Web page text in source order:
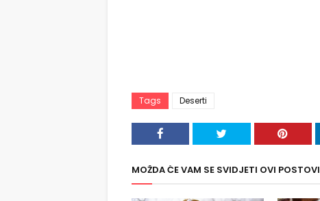
Tags Deserti
MOŽDA ĆE VAM SE SVIDJETI OVI POSTOVI